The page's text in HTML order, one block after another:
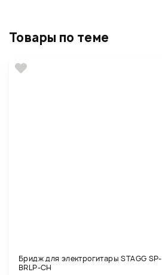
Товары по теме
Бридж для электрогитары STAGG SP-
BRLP-CH